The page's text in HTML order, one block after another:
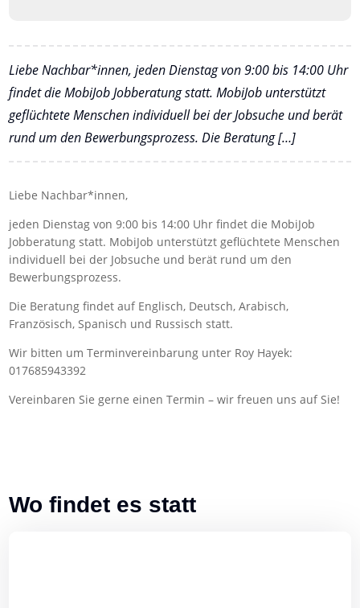
Liebe Nachbar*innen, jeden Dienstag von 9:00 bis 14:00 Uhr
findet die MobiJob Jobberatung statt. MobiJob unterstützt
geflüchtete Menschen individuell bei der Jobsuche und berät
rund um den Bewerbungsprozess. Die Beratung […]
Liebe Nachbar*innen,
jeden Dienstag von 9:00 bis 14:00 Uhr findet die MobiJob
Jobberatung statt. MobiJob unterstützt geflüchtete Menschen
individuell bei der Jobsuche und berät rund um den
Bewerbungsprozess.
Die Beratung findet auf Englisch, Deutsch, Arabisch,
Französisch, Spanisch und Russisch statt.
Wir bitten um Terminvereinbarung unter Roy Hayek:
017685943392
Vereinbaren Sie gerne einen Termin – wir freuen uns auf Sie!
Wo findet es statt